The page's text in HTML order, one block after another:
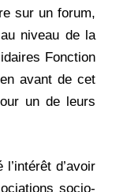
sur un forum,
niveau de la
Fonction
avant de cet
un de leurs
d’avoir
socio-